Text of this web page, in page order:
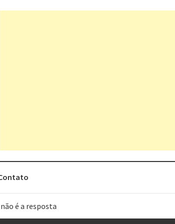
é a resposta